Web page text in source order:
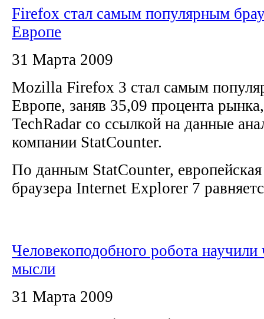
Firefox стал самым популярным
Европе
31 Марта 2009
Mozilla Firefox 3 стал самым
Европе, заняв 35,09 процента
TechRadar со ссылкой на данные
компании StatCounter.
По данным StatCounter,
браузера Internet Explorer 7
Человекоподобного робота научили
мысли
31 Марта 2009